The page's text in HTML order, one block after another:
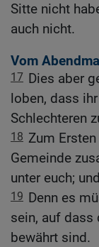
Sitte nicht
auch nicht.
Vom
17 Dies aber
loben, dass
Schlechteren
18 Zum
Gemeinde
unter euch;
19 Denn es
sein, auf dass
bewährt sind.